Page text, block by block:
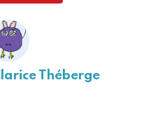
Théberge